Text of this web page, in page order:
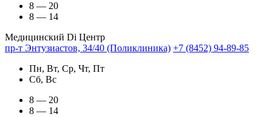
8 — 20
8 — 14
Медицинский Di Центр
пр-т Энтузиастов, 34/40 (Поликлиника) +7 (8452) 94-89-85
Пн, Вт, Ср, Чт, Пт
Сб, Вс
8 — 20
8 — 14